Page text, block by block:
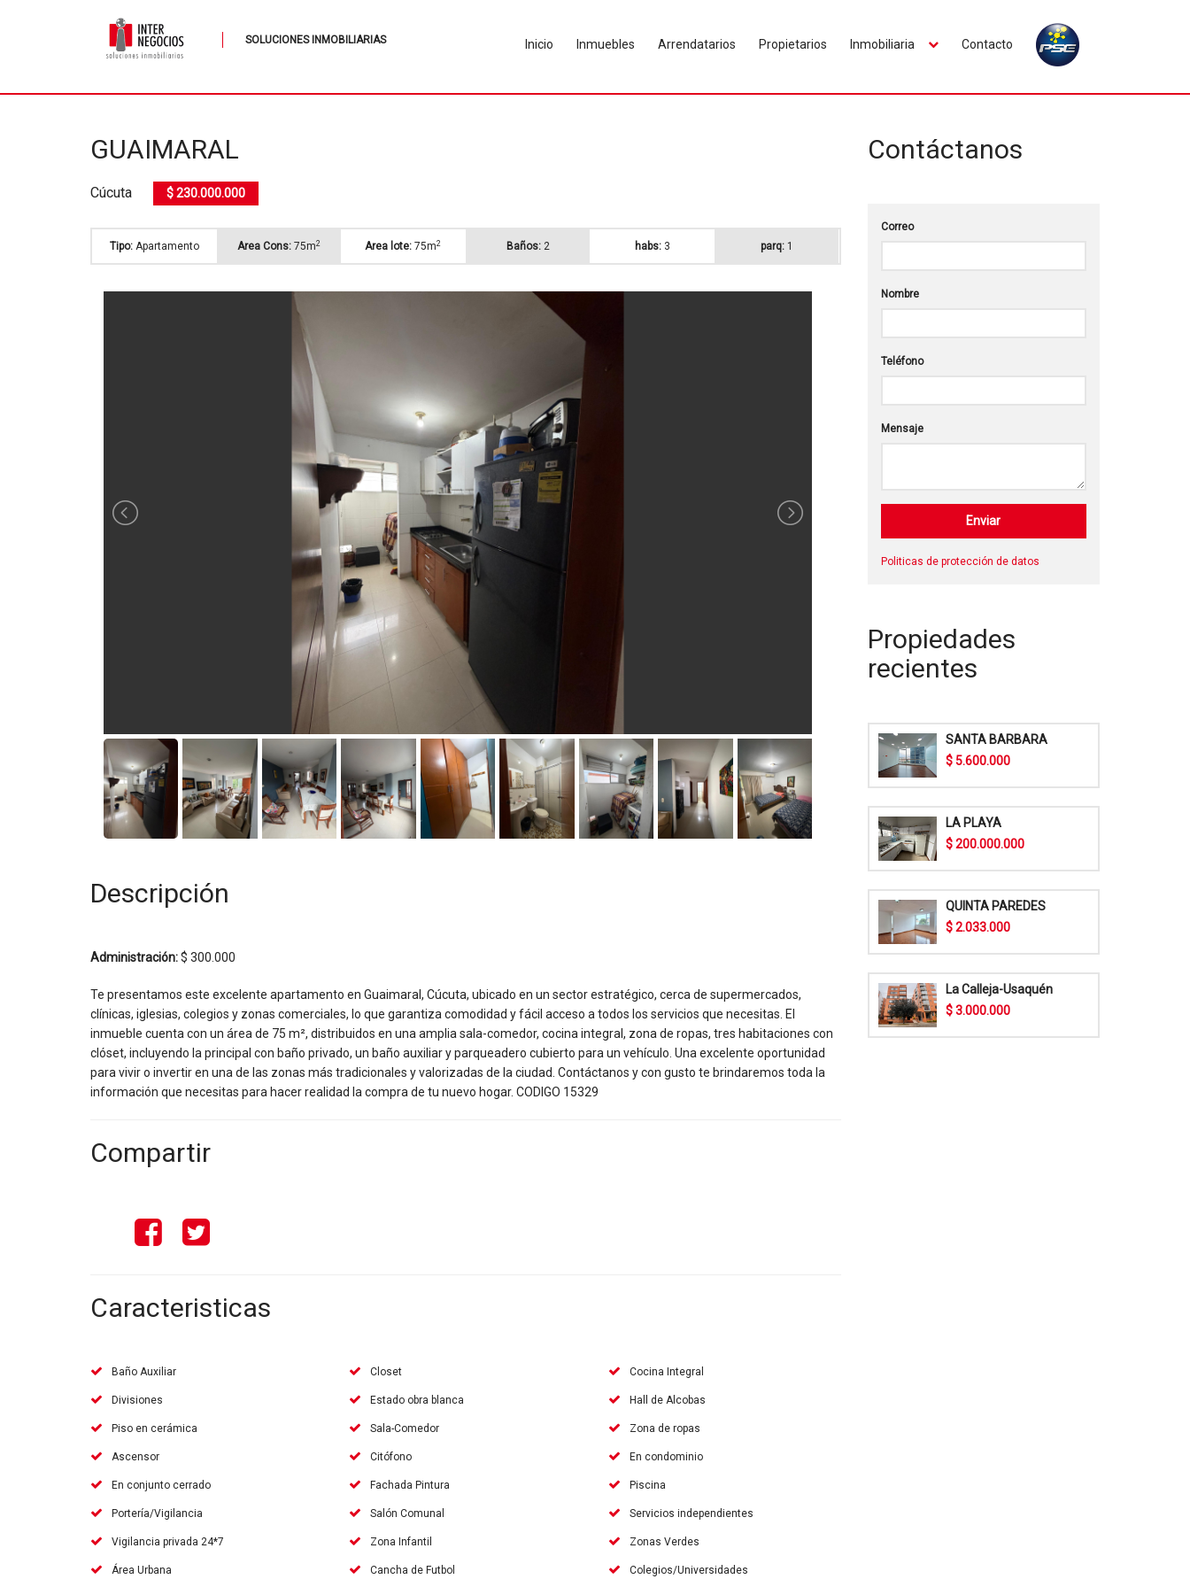
SOLUCIONES INMOBILIARIAS Inicio Inmuebles Arrendatarios Propietarios Inmobiliaria Contacto
GUAIMARAL
Cúcuta $ 230.000.000
Tipo: Apartamento Area Cons: 75m2 Area lote: 75m2 Baños: 2 habs: 3 parq: 1
Descripción
Administración:$ 300.000
Te presentamos este excelente apartamento en Guaimaral, Cúcuta, ubicado en un sector estratégico, cerca de supermercados,
clínicas, iglesias, colegios y zonas comerciales, lo que garantiza comodidad y fácil acceso a todos los servicios que necesitas. El
inmueble cuenta con un área de 75 m², distribuidos en una amplia sala-comedor, cocina integral, zona de ropas, tres habitaciones con
clóset, incluyendo la principal con baño privado, un baño auxiliar y parqueadero cubierto para un vehículo. Una excelente oportunidad
para vivir o invertir en una de las zonas más tradicionales y valorizadas de la ciudad. Contáctanos y con gusto te brindaremos toda la
información que necesitas para hacer realidad la compra de tu nuevo hogar. CODIGO 15329
Compartir
Caracteristicas
Baño Auxiliar Closet Cocina Integral
Divisiones Estado obra blanca Hall de Alcobas
Piso en cerámica Sala-Comedor Zona de ropas
Ascensor Citófono En condominio
En conjunto cerrado Fachada Pintura Piscina
Portería/Vigilancia Salón Comunal Servicios independientes
Vigilancia privada 24*7 Zona Infantil Zonas Verdes
Área Urbana Cancha de Futbol Colegios/Universidades
Contáctanos
Correo
Nombre
Teléfono
Mensaje
Politicas de protección de datos
Propiedades
recientes
SANTA BARBARA
$ 5.600.000
LA PLAYA
$ 200.000.000
QUINTA PAREDES
$ 2.033.000
La Calleja-Usaquén
$ 3.000.000